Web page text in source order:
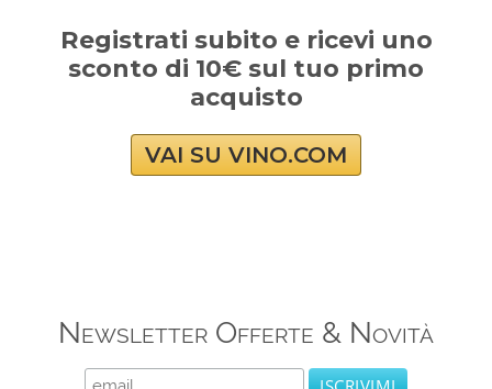
Registrati subito e ricevi uno
sconto di 10€ sul tuo primo
acquisto
VAI SU VINO.COM
Newsletter Offerte & Novità